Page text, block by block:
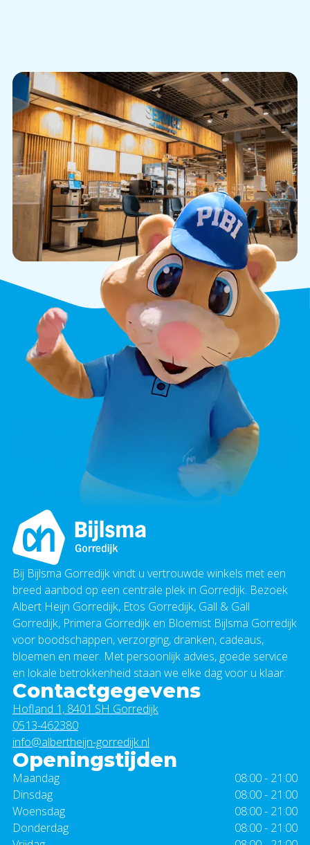
Bij Bijlsma Gorredijk vindt u vertrouwde winkels met een
breed aanbod op een centrale plek in Gorredijk. Bezoek
Albert Heijn Gorredijk, Etos Gorredijk, Gall & Gall
Gorredijk, Primera Gorredijk en Bloemist Bijlsma Gorredijk
voor boodschappen, verzorging, dranken, cadeaus,
bloemen en meer. Met persoonlijk advies, goede service
en lokale betrokkenheid staan we elke dag voor u klaar.
Contactgegevens
Hofland 1, 8401 SH Gorredijk
0513-462380
info@albertheijn-gorredijk.nl
Openingstijden
Maandag
08:00 - 21:00
Dinsdag
08:00 - 21:00
Woensdag
08:00 - 21:00
Donderdag
08:00 - 21:00